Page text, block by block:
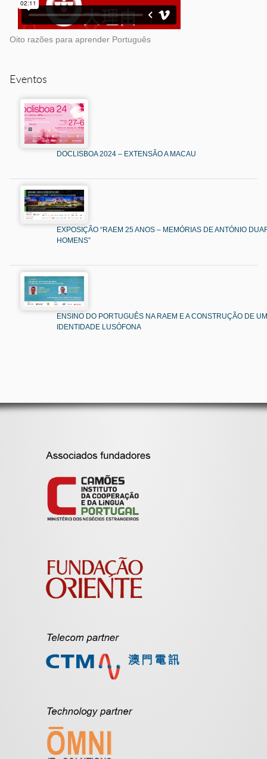
Oito razões para aprender Português
Eventos
DOCLISBOA 2024 – EXTENSÃO A MACAU
EXPOSIÇÃO “RAEM 25 ANOS – MEMÓRIAS DE ANTÓNIO
HOMENS”
ENSINO DO PORTUGUÊS NA RAEM E A CONSTRUÇÃO DE
IDENTIDADE LUSÓFONA